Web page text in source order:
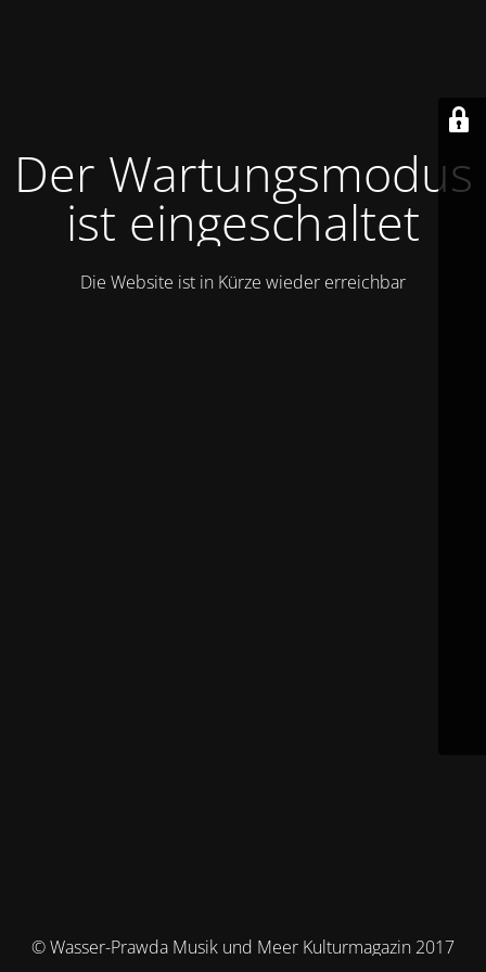
Der Wartungsmodus
ist eingeschaltet
Die Website ist in Kürze wieder erreichbar
© Wasser-Prawda Musik und Meer Kulturmagazin 2017